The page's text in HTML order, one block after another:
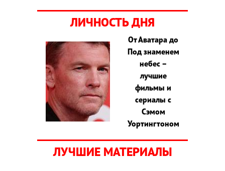
ЛИЧНОСТЬ ДНЯ
От Аватара до
Под знаменем
небес –
лучшие
фильмы и
сериалы с
Сэмом
Уортингтоном
ЛУЧШИЕ МАТЕРИАЛЫ